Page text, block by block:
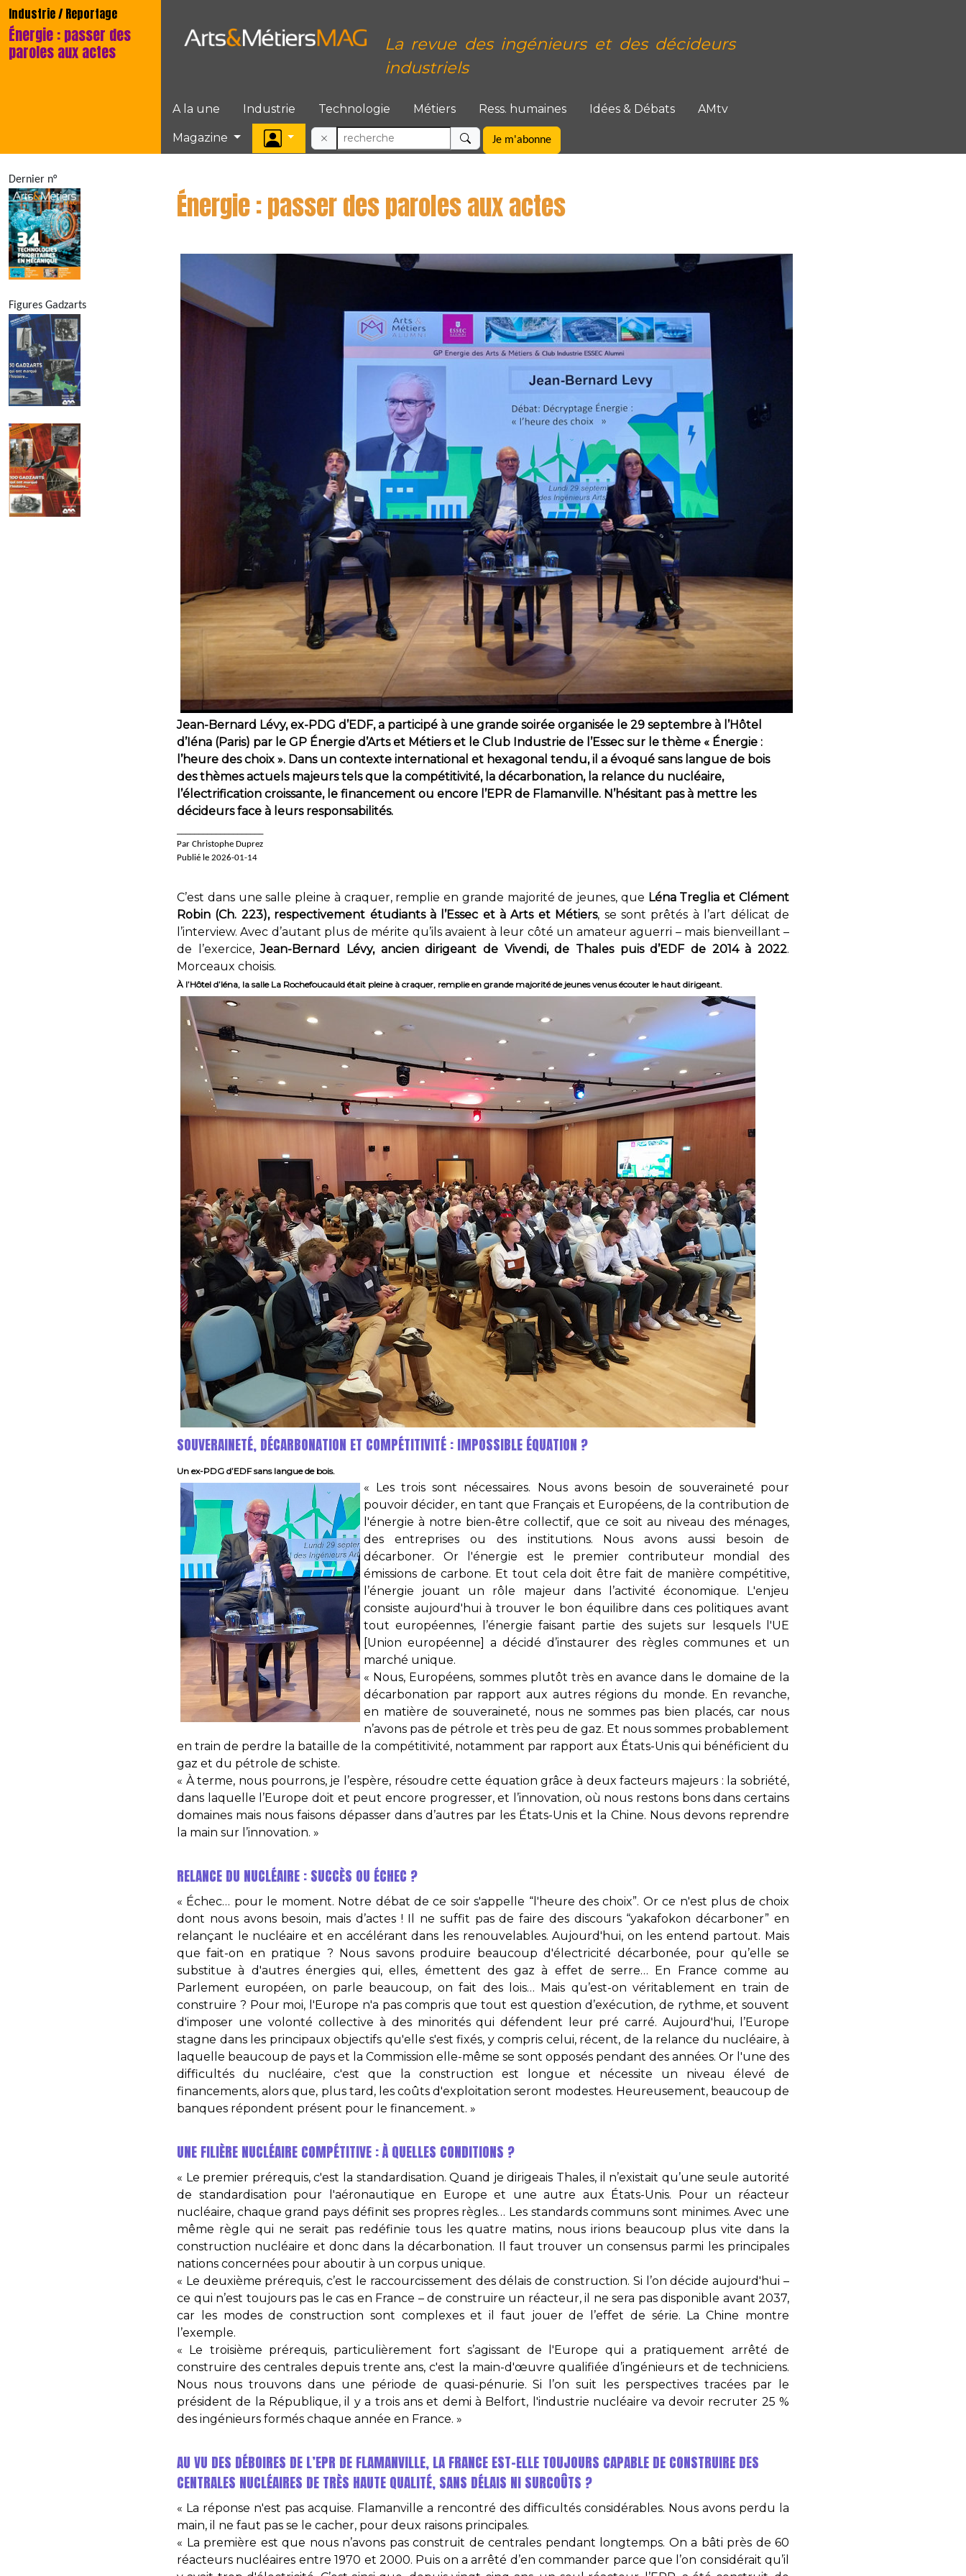
Industrie / Reportage
Énergie : passer des
paroles aux actes
La revue des ingénieurs et des décideurs
industriels
A la une Industrie Technologie Métiers Ress. humaines Idées & Débats AMtv
Magazine Je m'abonne
Dernier n°
Figures Gadzarts
Énergie : passer des paroles aux actes
Jean-Bernard Lévy, ex-PDG d’EDF, a participé à une grande soirée organisée le 29 septembre à l’Hôtel
d’Iéna (Paris) par le GP Énergie d’Arts et Métiers et le Club Industrie de l’Essec sur le thème « Énergie :
l’heure des choix ». Dans un contexte international et hexagonal tendu, il a évoqué sans langue de bois
des thèmes actuels majeurs tels que la compétitivité, la décarbonation, la relance du nucléaire,
l’électrification croissante, le financement ou encore l’EPR de Flamanville. N’hésitant pas à mettre les
décideurs face à leurs responsabilités.
Par Christophe Duprez
Publié le 2026-01-14
C’est dans une salle pleine à craquer, remplie en grande majorité de jeunes, que Léna Treglia et Clément
Robin (Ch. 223), respectivement étudiants à l’Essec et à Arts et Métiers, se sont prêtés à l’art délicat de
l’interview. Avec d’autant plus de mérite qu’ils avaient à leur côté un amateur aguerri – mais bienveillant –
de l’exercice,Jean-Bernard Lévy, ancien dirigeant de Vivendi, de Thales puis d’EDF de 2014 à 2022.
Morceaux choisis.
À l’Hôtel d’Iéna, la salle La Rochefoucauld était pleine à craquer, remplie en grande majorité de jeunes venus écouter le haut dirigeant.
SOUVERAINETÉ, DÉCARBONATION ET COMPÉTITIVITÉ : IMPOSSIBLE ÉQUATION ?
Un ex-PDG d’EDF sans langue de bois.
« Les trois sont nécessaires. Nous avons besoin de souveraineté pour
pouvoir décider, en tant que Français et Européens, de la contribution de
l'énergie à notre bien-être collectif, que ce soit au niveau des ménages,
des entreprises ou des institutions. Nous avons aussi besoin de
décarboner. Or l'énergie est le premier contributeur mondial des
émissions de carbone. Et tout cela doit être fait de manière compétitive,
l’énergie jouant un rôle majeur dans l’activité économique. L'enjeu
consiste aujourd'hui à trouver le bon équilibre dans ces politiques avant
tout européennes, l’énergie faisant partie des sujets sur lesquels l'UE
[Union européenne] a décidé d’instaurer des règles communes et un
marché unique.
« Nous, Européens, sommes plutôt très en avance dans le domaine de la
décarbonation par rapport aux autres régions du monde. En revanche,
en matière de souveraineté, nous ne sommes pas bien placés, car nous
n’avons pas de pétrole et très peu de gaz. Et nous sommes probablement
en train de perdre la bataille de la compétitivité, notamment par rapport aux États-Unis qui bénéficient du
gaz et du pétrole de schiste.
« À terme, nous pourrons, je l’espère, résoudre cette équation grâce à deux facteurs majeurs : la sobriété,
dans laquelle l’Europe doit et peut encore progresser, et l’innovation, où nous restons bons dans certains
domaines mais nous faisons dépasser dans d’autres par les États-Unis et la Chine. Nous devons reprendre
la main sur l’innovation. »
RELANCE DU NUCLÉAIRE : SUCCÈS OU ÉCHEC ?
« Échec… pour le moment. Notre débat de ce soir s'appelle “l'heure des choix”. Or ce n'est plus de choix
dont nous avons besoin, mais d’actes ! Il ne suffit pas de faire des discours “yakafokon décarboner” en
relançant le nucléaire et en accélérant dans les renouvelables. Aujourd'hui, on les entend partout. Mais
que fait-on en pratique ? Nous savons produire beaucoup d'électricité décarbonée, pour qu’elle se
substitue à d'autres énergies qui, elles, émettent des gaz à effet de serre… En France comme au
Parlement européen, on parle beaucoup, on fait des lois… Mais qu’est-on véritablement en train de
construire ? Pour moi, l'Europe n'a pas compris que tout est question d’exécution, de rythme, et souvent
d'imposer une volonté collective à des minorités qui défendent leur pré carré. Aujourd'hui, l’Europe
stagne dans les principaux objectifs qu'elle s'est fixés, y compris celui, récent, de la relance du nucléaire, à
laquelle beaucoup de pays et la Commission elle-même se sont opposés pendant des années. Or l'une des
difficultés du nucléaire, c'est que la construction est longue et nécessite un niveau élevé de
financements, alors que, plus tard, les coûts d'exploitation seront modestes. Heureusement, beaucoup de
banques répondent présent pour le financement. »
UNE FILIÈRE NUCLÉAIRE COMPÉTITIVE : À QUELLES CONDITIONS ?
« Le premier prérequis, c'est la standardisation. Quand je dirigeais Thales, il n’existait qu’une seule autorité
de standardisation pour l'aéronautique en Europe et une autre aux États-Unis. Pour un réacteur
nucléaire, chaque grand pays définit ses propres règles… Les standards communs sont minimes. Avec une
même règle qui ne serait pas redéfinie tous les quatre matins, nous irions beaucoup plus vite dans la
construction nucléaire et donc dans la décarbonation. Il faut trouver un consensus parmi les principales
nations concernées pour aboutir à un corpus unique.
« Le deuxième prérequis, c’est le raccourcissement des délais de construction. Si l’on décide aujourd'hui –
ce qui n’est toujours pas le cas en France – de construire un réacteur, il ne sera pas disponible avant 2037,
car les modes de construction sont complexes et il faut jouer de l’effet de série. La Chine montre
l’exemple.
« Le troisième prérequis, particulièrement fort s’agissant de l'Europe qui a pratiquement arrêté de
construire des centrales depuis trente ans, c'est la main-d'œuvre qualifiée d’ingénieurs et de techniciens.
Nous nous trouvons dans une période de quasi-pénurie. Si l’on suit les perspectives tracées par le
président de la République, il y a trois ans et demi à Belfort, l'industrie nucléaire va devoir recruter 25 %
des ingénieurs formés chaque année en France. »
AU VU DES DÉBOIRES DE L’EPR DE FLAMANVILLE, LA FRANCE EST-ELLE TOUJOURS CAPABLE DE CONSTRUIRE DES
CENTRALES NUCLÉAIRES DE TRÈS HAUTE QUALITÉ, SANS DÉLAIS NI SURCOÛTS ?
« La réponse n'est pas acquise. Flamanville a rencontré des difficultés considérables. Nous avons perdu la
main, il ne faut pas se le cacher, pour deux raisons principales.
« La première est que nous n’avons pas construit de centrales pendant longtemps. On a bâti près de 60
réacteurs nucléaires entre 1970 et 2000. Puis on a arrêté d’en commander parce que l’on considérait qu’il